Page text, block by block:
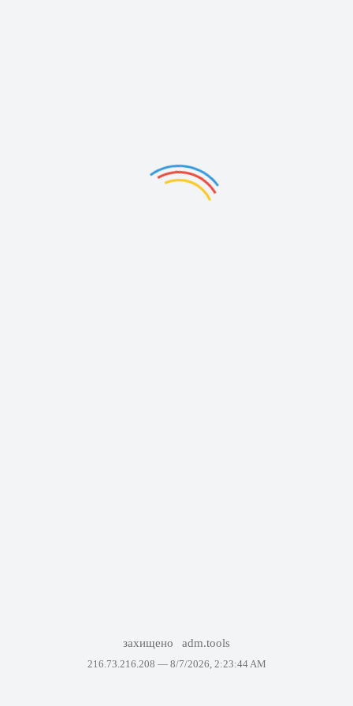
захищено adm.tools
216.73.216.208 — 8/7/2026, 2:23:44 AM